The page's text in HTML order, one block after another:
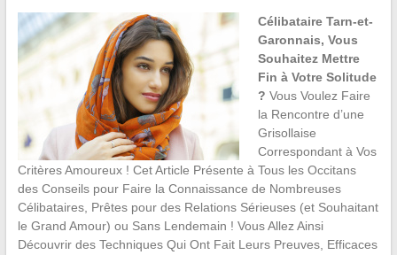
Célibataire Tarn-et-
Garonnais, Vous
Souhaitez Mettre
Fin à Votre Solitude
? Vous Voulez Faire
la Rencontre d’une
Grisollaise
Correspondant à Vos
Critères Amoureux ! Cet Article Présente à Tous les Occitans
des Conseils pour Faire la Connaissance de Nombreuses
Célibataires, Prêtes pour des Relations Sérieuses (et Souhaitant
le Grand Amour) ou Sans Lendemain ! Vous Allez Ainsi
Découvrir des Techniques Qui Ont Fait Leurs Preuves, Efficaces